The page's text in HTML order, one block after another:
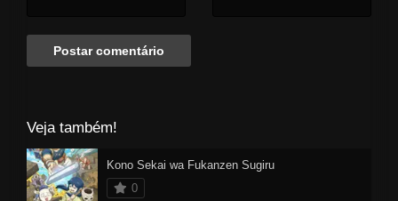
Veja também!
Kono Sekai wa Fukanzen Sugiru
0